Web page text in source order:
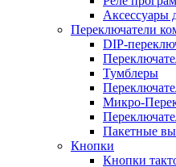
Аксессуары
Переключатели
DIP-
Тумблеры
Микро-
Пакетные
Кнопки
Кнопки